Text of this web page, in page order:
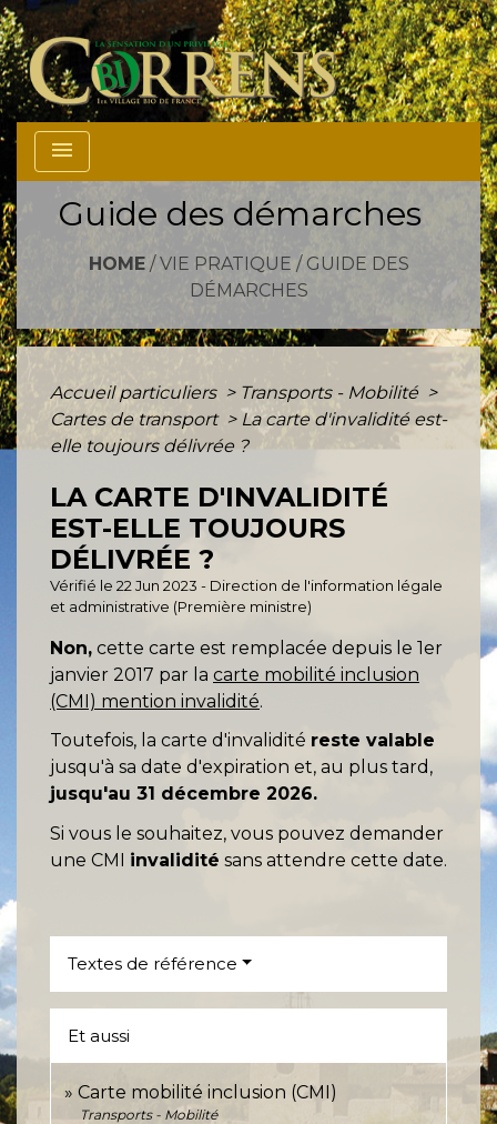
menu
Guide des démarches
HOME/ VIE PRATIQUE / GUIDE DES
DÉMARCHES
Accueil particuliers > Transports - Mobilité >
Cartes de transport > La carte d'invalidité est-
elle toujours délivrée ?
LA CARTE D'INVALIDITÉ
EST-ELLE TOUJOURS
DÉLIVRÉE ?
Vérifié le 22 Jun 2023 - Direction de l'information légale
et administrative (Première ministre)
Non, cette carte est remplacée depuis le 1er
janvier 2017 par la carte mobilité inclusion
(CMI) mention invalidité.
Toutefois, la carte d'invalidité reste valable
jusqu'à sa date d'expiration et, au plus tard,
jusqu'au 31 décembre 2026.
Si vous le souhaitez, vous pouvez demander
une CMI invalidité sans attendre cette date.
Textes de référence
Et aussi
Carte mobilité inclusion (CMI)
Transports - Mobilité